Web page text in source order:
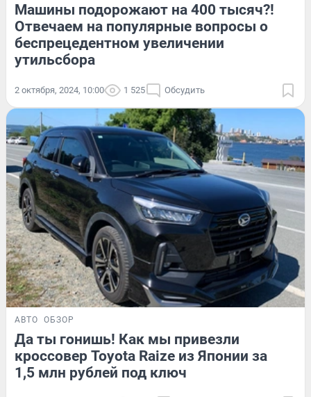
Машины подорожают на 400 тысяч?!
Отвечаем на популярные вопросы о
беспрецедентном увеличении
утильсбора
2 октября, 2024, 10:00 1 525 Обсудить
АВТО ОБЗОР
Да ты гонишь! Как мы привезли
кроссовер Toyota Raize из Японии за
1,5 млн рублей под ключ